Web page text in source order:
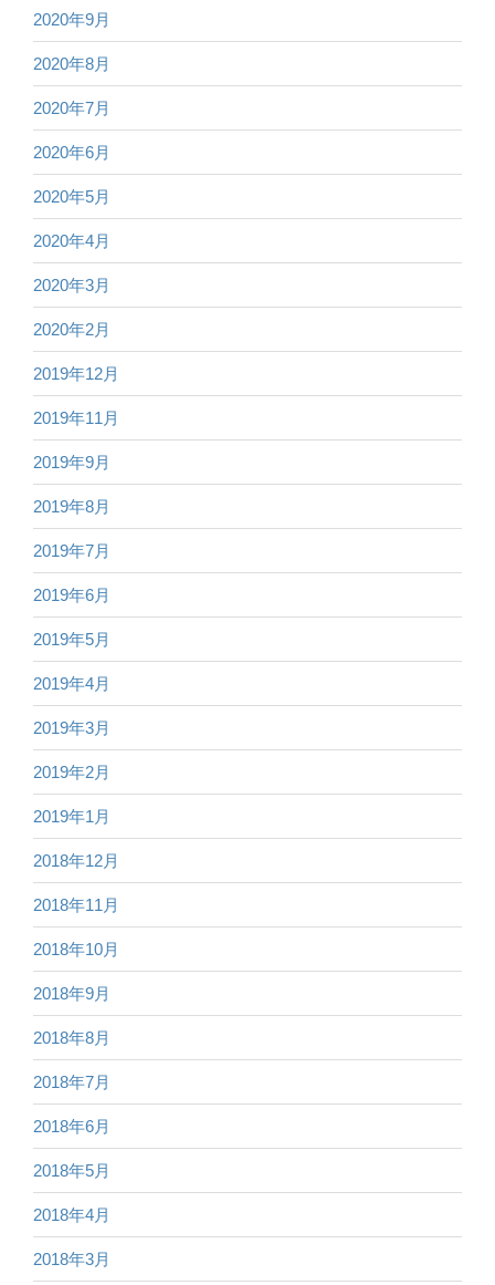
2020年9月
2020年8月
2020年7月
2020年6月
2020年5月
2020年4月
2020年3月
2020年2月
2019年12月
2019年11月
2019年9月
2019年8月
2019年7月
2019年6月
2019年5月
2019年4月
2019年3月
2019年2月
2019年1月
2018年12月
2018年11月
2018年10月
2018年9月
2018年8月
2018年7月
2018年6月
2018年5月
2018年4月
2018年3月